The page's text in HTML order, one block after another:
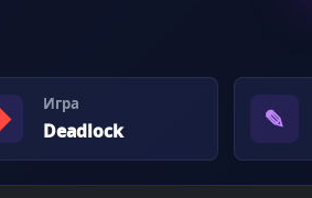
Игра
Deadlock ✎